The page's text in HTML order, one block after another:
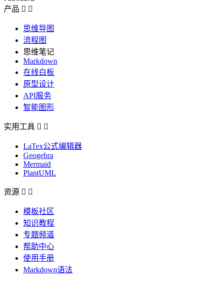
产品  
思维导图
流程图
思维笔记
Markdown
在线白板
原型设计
API服务
智能图形
实用工具  
LaTex公式编辑器
Geogebra
Mermaid
PlantUML
资源  
模板社区
知识教程
专题频道
帮助中心
使用手册
Markdown语法